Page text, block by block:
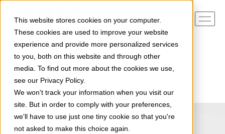
This website stores cookies on your computer.
These cookies are used to improve your website
experience and provide more personalized services
to you, both on this website and through other
media. To find out more about the cookies we use,
see our Privacy Policy.
We won't track your information when you visit our
site. But in order to comply with your preferences,
we'll have to use just one tiny cookie so that you're
not asked to make this choice again.
Home
Le nostre divisioni
Divisione Impianti per il Riciclaggio
Impianti
Impianto Selezione RSU